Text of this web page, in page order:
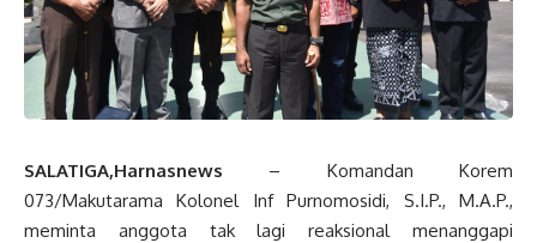
SALATIGA,Harnasnews – Komandan Korem
073/Makutarama Kolonel Inf Purnomosidi, S.I.P., M.A.P.,
meminta anggota tak lagi reaksional menanggapi